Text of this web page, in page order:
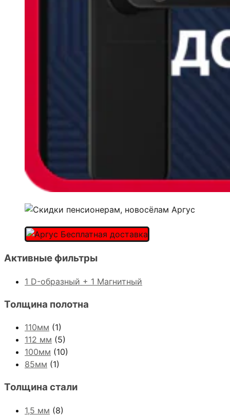
Активные фильтры
1 D-образный + 1 Магнитный
Толщина полотна
110мм (1)
112 мм (5)
100мм (10)
85мм (1)
Толщина стали
1,5 мм (8)